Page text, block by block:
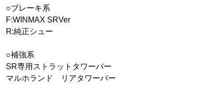
○ブレーキ系
F:WINMAX SRVer
R:純正シュー
○補強系
SR専用ストラットタワーバー
マルホランド リアタワーバー